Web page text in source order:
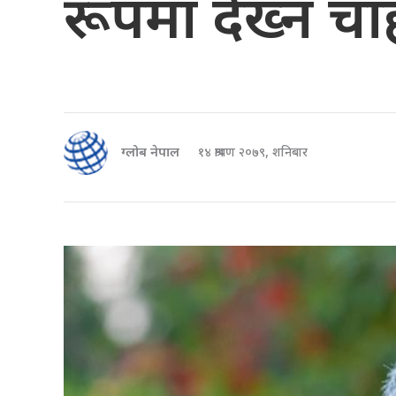
रूपमा देख्न
ग्लोब नेपाल १४ श्रावण २०७९, शनिबार